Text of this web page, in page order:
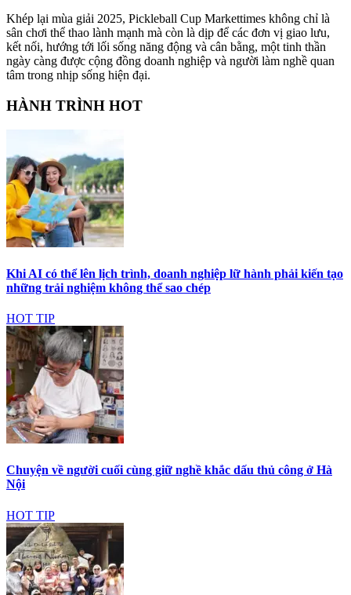
Khép lại mùa giải 2025, Pickleball Cup Markettimes không chỉ là
sân chơi thể thao lành mạnh mà còn là dịp để các đơn vị giao lưu,
kết nối, hướng tới lối sống năng động và cân bằng, một tinh thần
ngày càng được cộng đồng doanh nghiệp và người làm nghề quan
tâm trong nhịp sống hiện đại.
HÀNH TRÌNH HOT
Khi AI có thể lên lịch trình, doanh nghiệp lữ hành phải kiến tạo
những trải nghiệm không thể sao chép
HOT TIP
Chuyện về người cuối cùng giữ nghề khắc dấu thủ công ở Hà
Nội
HOT TIP